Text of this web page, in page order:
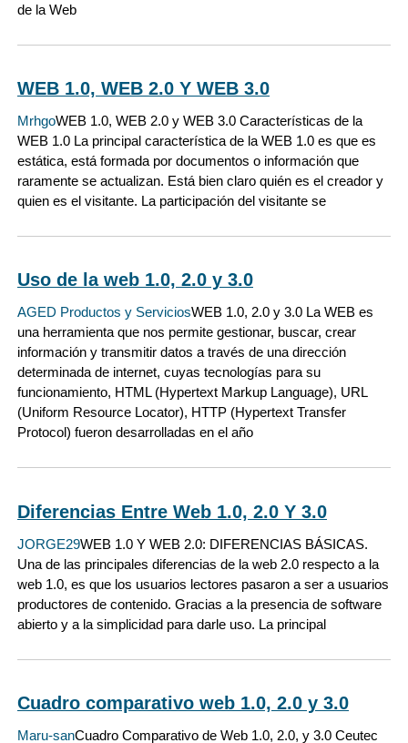
de la Web
WEB 1.0, WEB 2.0 Y WEB 3.0
MrhgoWEB 1.0, WEB 2.0 y WEB 3.0 Características de la
WEB 1.0 La principal característica de la WEB 1.0 es que es
estática, está formada por documentos o información que
raramente se actualizan. Está bien claro quién es el creador y
quien es el visitante. La participación del visitante se
Uso de la web 1.0, 2.0 y 3.0
AGED Productos y ServiciosWEB 1.0, 2.0 y 3.0 La WEB es
una herramienta que nos permite gestionar, buscar, crear
información y transmitir datos a través de una dirección
determinada de internet, cuyas tecnologías para su
funcionamiento, HTML (Hypertext Markup Language), URL
(Uniform Resource Locator), HTTP (Hypertext Transfer
Protocol) fueron desarrolladas en el año
Diferencias Entre Web 1.0, 2.0 Y 3.0
JORGE29WEB 1.0 Y WEB 2.0: DIFERENCIAS BÁSICAS.
Una de las principales diferencias de la web 2.0 respecto a la
web 1.0, es que los usuarios lectores pasaron a ser a usuarios
productores de contenido. Gracias a la presencia de software
abierto y a la simplicidad para darle uso. La principal
Cuadro comparativo web 1.0, 2.0 y 3.0
Maru-sanCuadro Comparativo de Web 1.0, 2.0, y 3.0 Ceutec